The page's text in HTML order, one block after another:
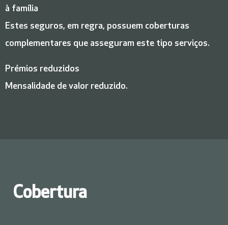
à família
Estes seguros, em regra, possuem coberturas
complementares que asseguram este tipo serviços.
Prémios reduzidos
Mensalidade de valor reduzido.
Cobertura